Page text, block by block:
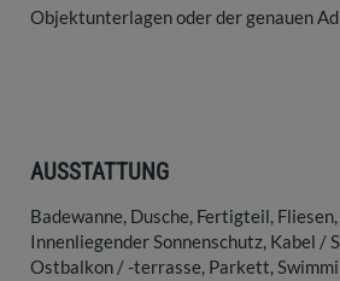
Objektunterlagen oder der genauen
AUSSTATTUNG
Badewanne Dusche Fertigteil Fliesen
Innenliegender Sonnenschutz Kabel /
Ostbalkon / -terrasse Parkett